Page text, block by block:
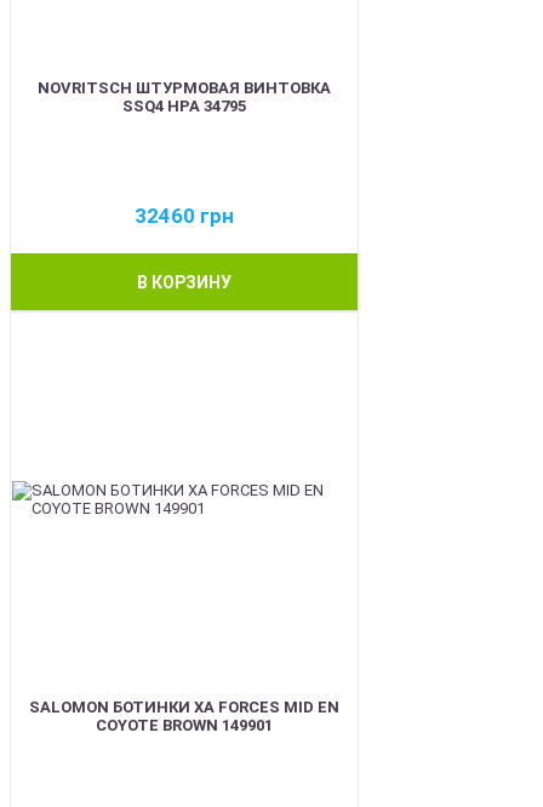
NOVRITSCH ШТУРМОВАЯ ВИНТОВКА
SSQ4 HPA 34795
32460 грн
В КОРЗИНУ
SALOMON БОТИНКИ XA FORCES MID EN
COYOTE BROWN 149901